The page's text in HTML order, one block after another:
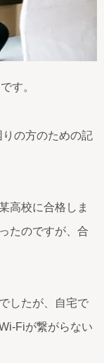
す。
の方のための記
高校に合格しま
たのですが、合
したが、自宅で
Fiが繋がらない